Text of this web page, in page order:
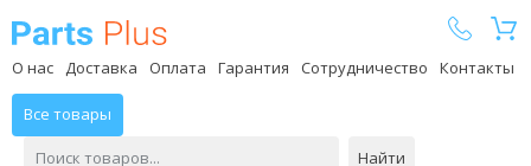
О нас Доставка Оплата Гарантия Сотрудничество Контакты
Все товары
Найти